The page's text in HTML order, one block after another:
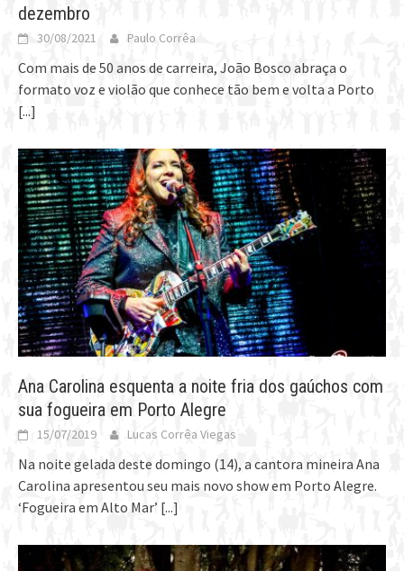
dezembro
30/08/2021 Paulo Corrêa
Com mais de 50 anos de carreira, João Bosco abraça o
formato voz e violão que conhece tão bem e volta a Porto
[...]
Ana Carolina esquenta a noite fria dos gaúchos com
sua fogueira em Porto Alegre
15/07/2019 Lucas Corrêa Viegas
Na noite gelada deste domingo (14), a cantora mineira Ana
Carolina apresentou seu mais novo show em Porto Alegre.
‘Fogueira em Alto Mar’ [...]